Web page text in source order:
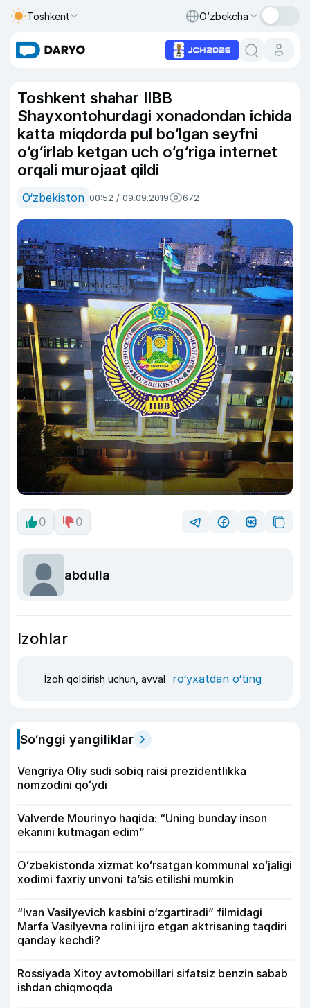
Toshkent O‘zbekcha
Toshkent shahar IIBB
Shayxontohurdagi xonadondan ichida
katta miqdorda pul bo‘lgan seyfni
o‘g‘irlab ketgan uch o‘g‘riga internet
orqali murojaat qildi
O‘zbekiston 00:52 / 09.09.2019 672
0 0
abdulla
Izohlar
Izoh qoldirish uchun, avval ro‘yxatdan o‘ting
So‘nggi yangiliklar
Vengriya Oliy sudi sobiq raisi prezidentlikka
nomzodini qoʻydi
Valverde Mourinyo haqida: “Uning bunday inson
ekanini kutmagan edim”
Oʻzbekistonda xizmat koʻrsatgan kommunal xoʻjaligi
xodimi faxriy unvoni taʼsis etilishi mumkin
“Ivan Vasilyevich kasbini o‘zgartiradi” filmidagi
Marfa Vasilyevna rolini ijro etgan aktrisaning taqdiri
qanday kechdi?
Rossiyada Xitoy avtomobillari sifatsiz benzin sabab
ishdan chiqmoqda